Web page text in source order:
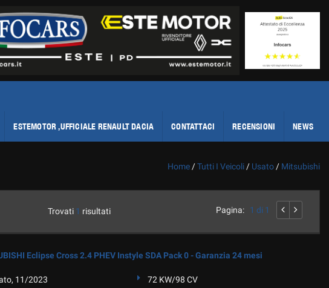
ESTEMOTOR ,UFFICIALE RENAULT DACIA CONTATTACI RECENSIONI NEWS
Home /Tutti I Veicoli / Usato / Mitsubishi
Trovati 1 risultati Pagina: 1 di 1
Eclipse Cross 2.4 PHEV Instyle SDA Pack 0 - Garanzia 24 mesi
11/2023
72 KW/98 CV